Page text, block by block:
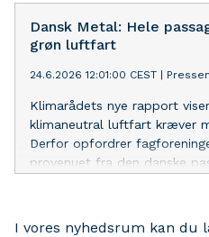
Dansk Metal: Hele
grøn luftfart
24.6.2026 12:01:00 CEST
Klimarådets nye rapport
klimaneutral luftfart kræver
Derfor opfordrer
provenuet fra den danske
I vores nyhedsrum kan du